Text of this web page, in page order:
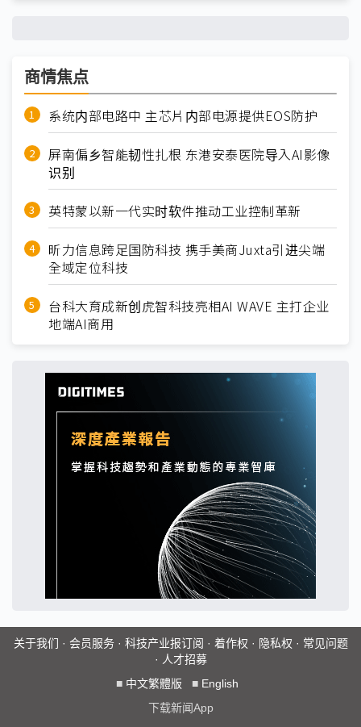
商情焦点
系统内部电路中 主芯片内部电源提供EOS防护
屏南偏乡智能韧性扎根 东港安泰医院导入AI影像
识别
英特蒙以新一代实时软件推动工业控制革新
昕力信息跨足国防科技 携手美商Juxta引进尖端
全域定位科技
台科大育成新创虎智科技亮相AI WAVE 主打企业
地端AI商用
关于我们 · 会员服务· 科技产业报订阅 · 着作权 · 隐私权 · 常见问题
· 人才招募
■ 中文繁體版 ■ English
下载新闻App